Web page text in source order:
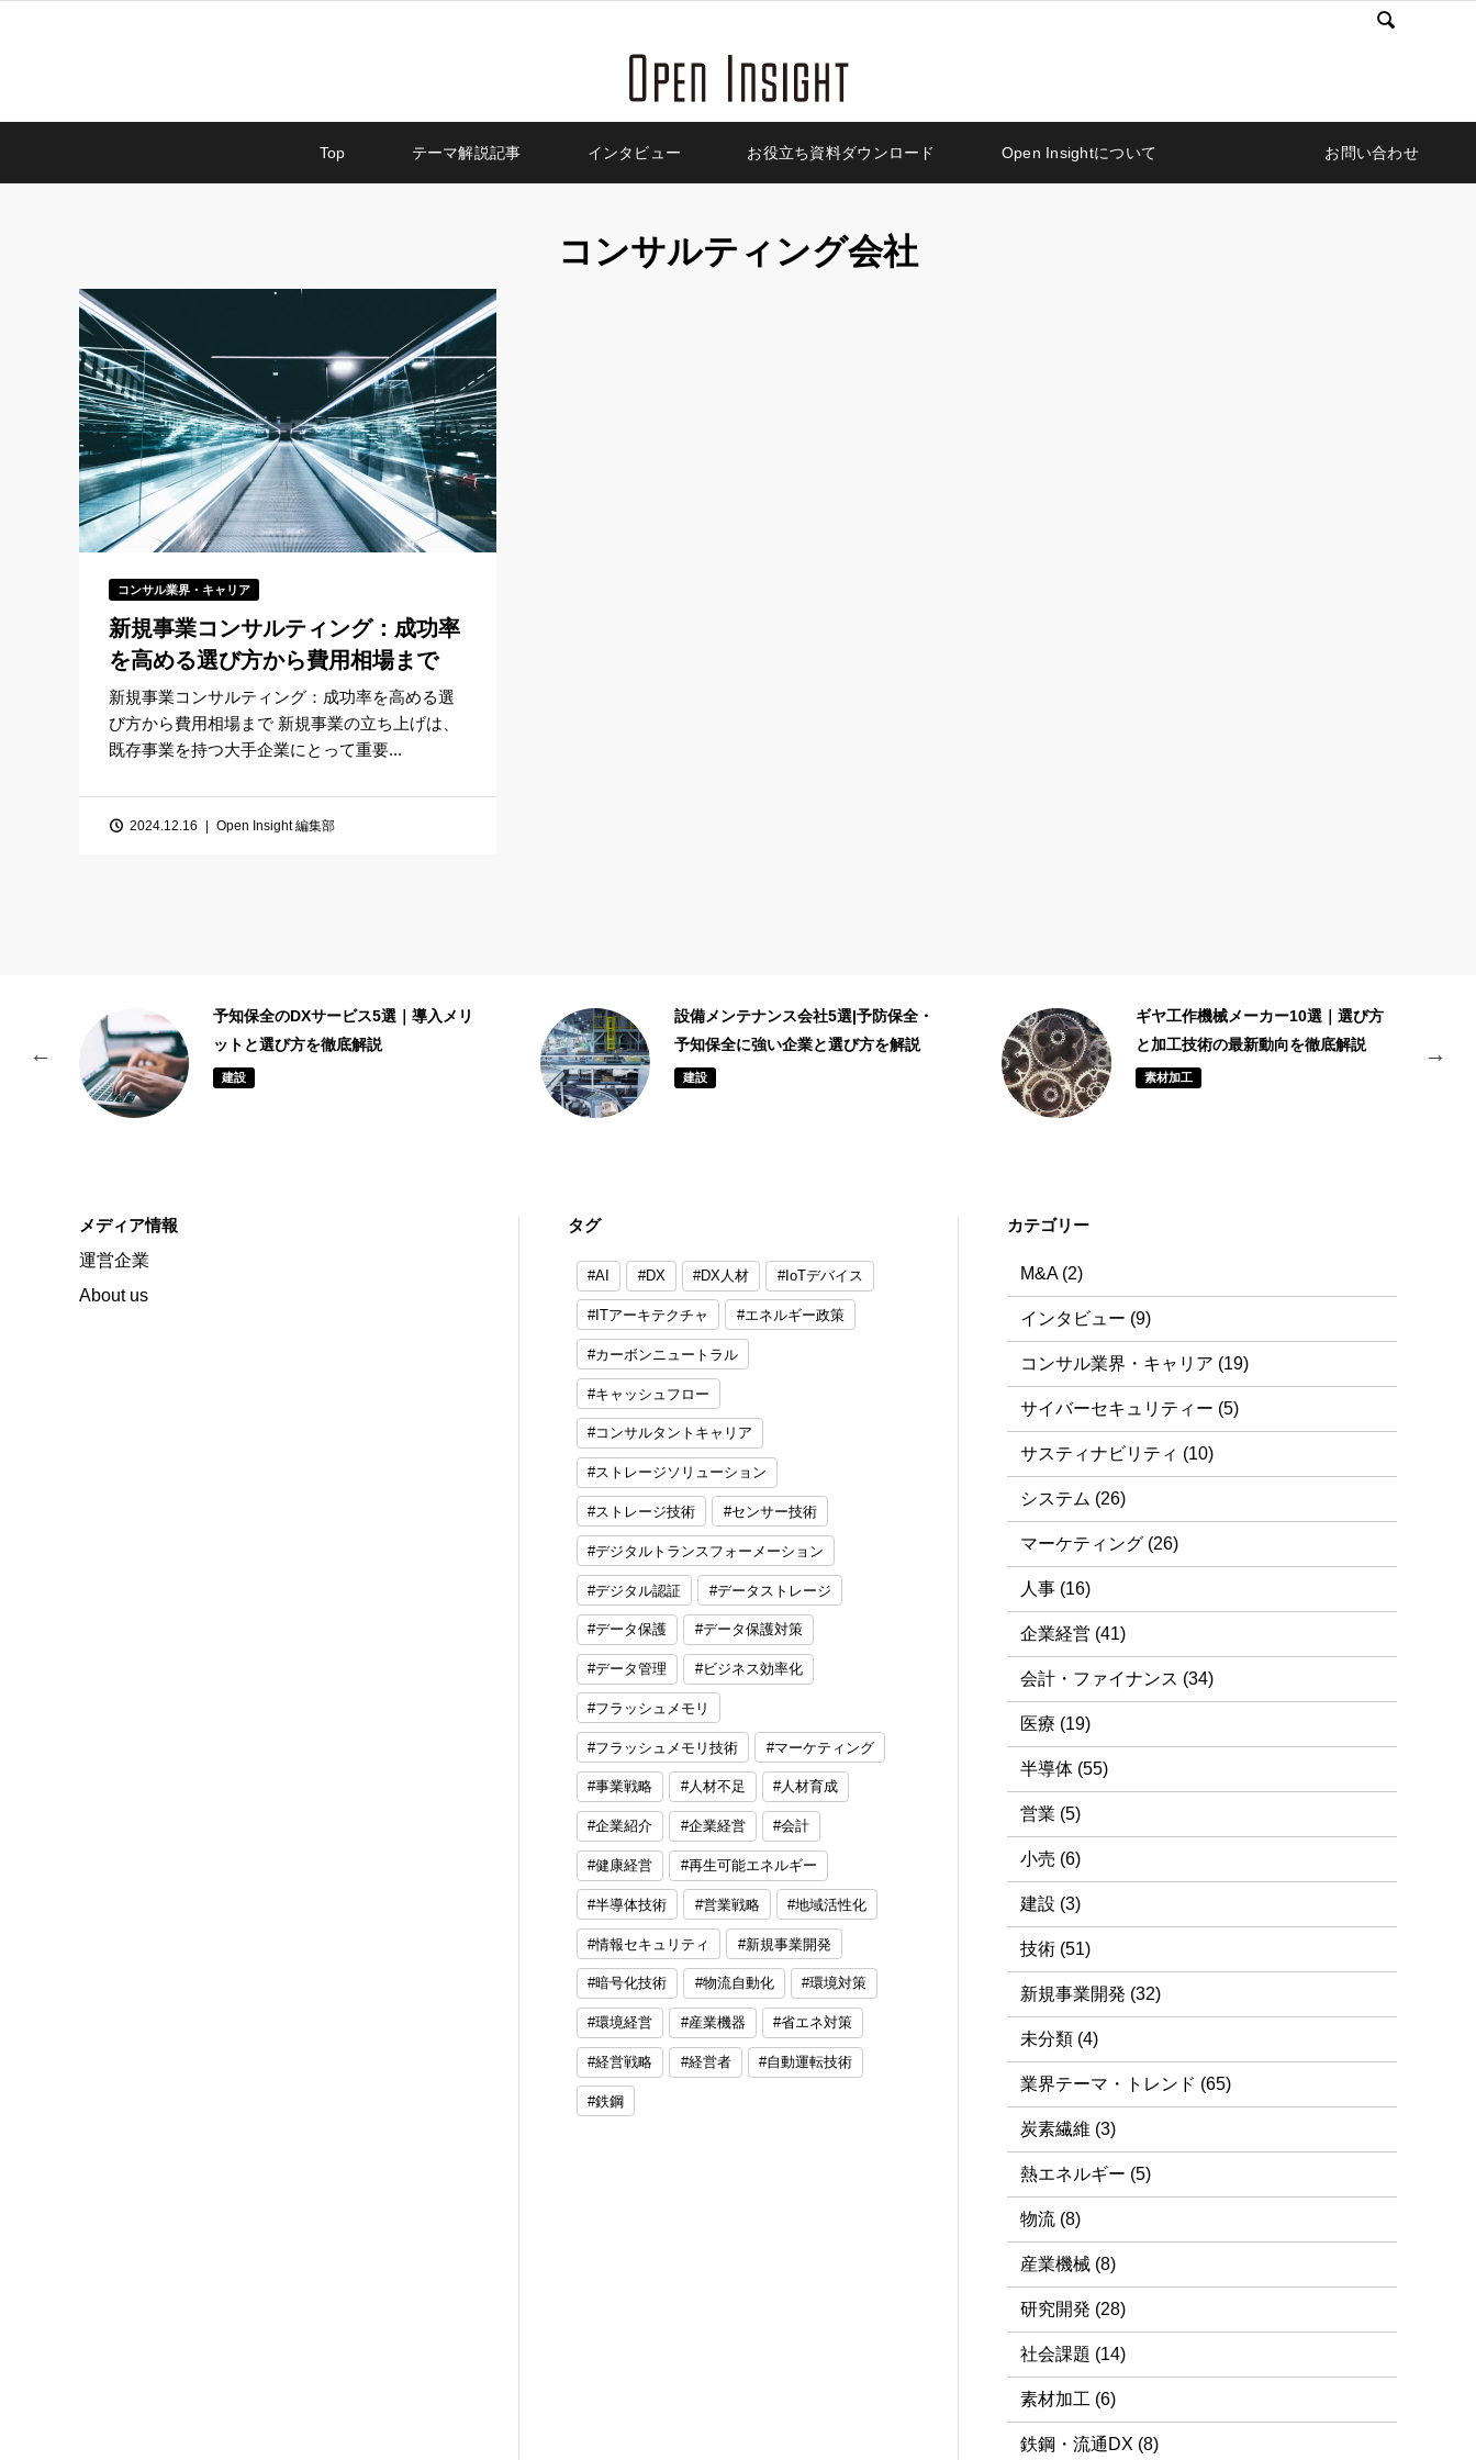

Top テーマ解説記事 インタビュー お役立ち資料ダウンロード Open Insightについて お問い合わせ
コンサルティング会社
コンサル業界・キャリア
新規事業コンサルティング：成功率
を高める選び方から費用相場まで
新規事業コンサルティング：成功率を高める選
び方から費用相場まで 新規事業の立ち上げは、
既存事業を持つ大手企業にとって重要...
2024.12.16 Open Insight 編集部
予知保全のDXサービス5選｜導入メリ
ットと選び方を徹底解説
建設
設備メンテナンス会社5選|予防保全・
予知保全に強い企業と選び方を解説
建設
ギヤ工作機械メーカー10選｜選び方
と加工技術の最新動向を徹底解説
素材加工
メディア情報
運営企業
About us
タグ
AI DX DX人材 IoTデバイス
ITアーキテクチャ エネルギー政策
カーボンニュートラル
キャッシュフロー
コンサルタントキャリア
ストレージソリューション
ストレージ技術 センサー技術
デジタルトランスフォーメーション
デジタル認証 データストレージ
データ保護 データ保護対策
データ管理 ビジネス効率化
フラッシュメモリ
フラッシュメモリ技術 マーケティング
事業戦略 人材不足 人材育成
企業紹介 企業経営 会計
健康経営 再生可能エネルギー
半導体技術 営業戦略 地域活性化
情報セキュリティ 新規事業開発
暗号化技術 物流自動化 環境対策
環境経営 産業機器 省エネ対策
経営戦略 経営者 自動運転技術
鉄鋼
カテゴリー
M&A(2)
インタビュー (9)
コンサル業界・キャリア (19)
サイバーセキュリティー (5)
サスティナビリティ (10)
システム (26)
マーケティング (26)
人事 (16)
企業経営 (41)
会計・ファイナンス (34)
医療 (19)
半導体 (55)
営業 (5)
小売 (6)
建設 (3)
技術 (51)
新規事業開発 (32)
未分類 (4)
業界テーマ・トレンド (65)
炭素繊維 (3)
熱エネルギー (5)
物流 (8)
産業機械 (8)
研究開発 (28)
社会課題 (14)
素材加工 (6)
鉄鋼・流通DX (8)